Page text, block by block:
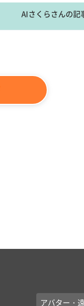
AIさくらさんの記
アバター・